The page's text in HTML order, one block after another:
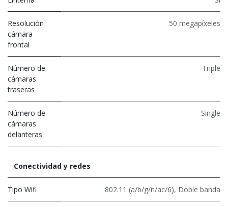
Resolución
cámara
frontal
50 megapíxeles
Número de
cámaras
traseras
Triple
Número de
cámaras
delanteras
Single
Conectividad y redes
Tipo Wifi 802.11 (a/b/g/n/ac/6), Doble banda